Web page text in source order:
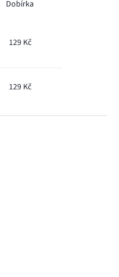
Dobírka
129 Kč
129 Kč